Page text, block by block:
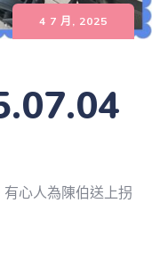
4 7 月, 2025
心人為陳伯送上拐